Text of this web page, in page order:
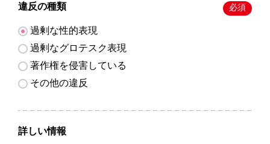
違反の種類 必須
過剰な性的表現
過剰なグロテスク表現
著作権を侵害している
その他の違反
詳しい情報